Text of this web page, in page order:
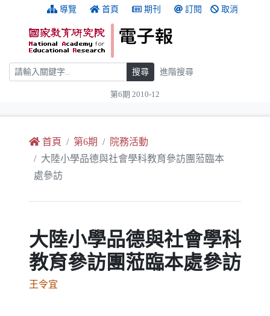
跳到主要內容 導覽 首頁 期刊 訂閱 取消
搜尋 搜尋 進階搜尋
第6期 2010-12
首頁 第6期
院務活動
大陸小學品德與社會學科教育參訪團蒞臨本
處參訪
大陸小學品德與社會學科
教育參訪團蒞臨本處參訪
王令宜